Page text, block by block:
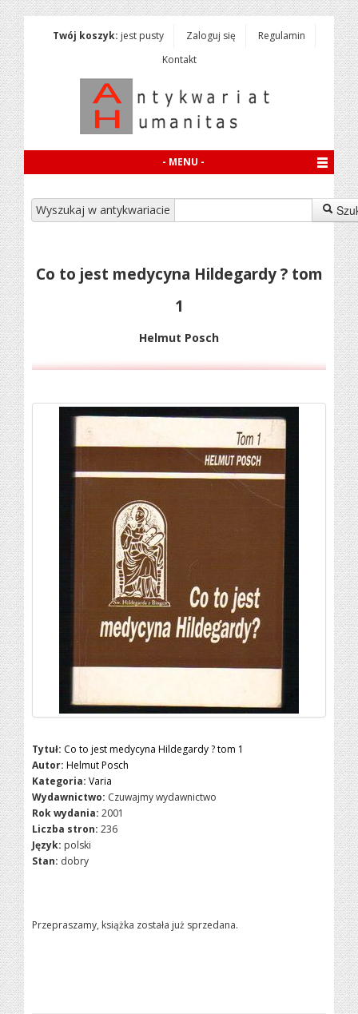
Twój koszyk: jest pusty Zaloguj się
Regulamin
Kontakt
- MENU -
Wyszukaj w antykwariacie
Co to jest medycyna Hildegardy ? tom
1
Helmut Posch
Tytuł: Co to jest medycyna Hildegardy ? tom 1
Autor: Helmut Posch
Kategoria: Varia
Wydawnictwo: Czuwajmy wydawnictwo
Rok wydania: 2001
Liczba stron: 236
Język: polski
Stan: dobry
Przepraszamy, książka została już sprzedana.